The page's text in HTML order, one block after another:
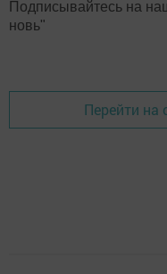
Подписывайтесь на
новь"
Перейти на